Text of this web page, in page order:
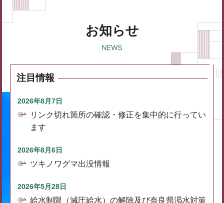
お知らせ
注目情報
2026年8月7日
リンク切れ箇所の確認・修正を集中的に行ってい
ます
2026年8月6日
ツキノワグマ出没情報
2026年5月28日
給水制限（減圧給水）の解除及び奈良県渇水対策